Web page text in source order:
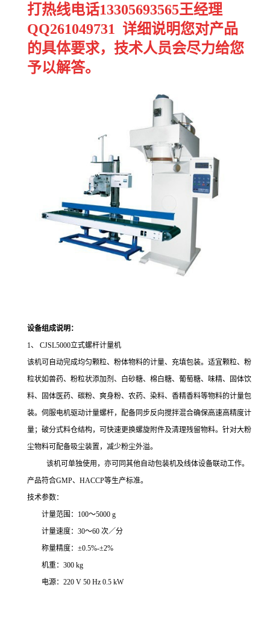
打热线电话13305693565王经理
QQ261049731 详细说明您对产品
的具体要求，技术人员会尽力给您
予以解答。
设备组成说明：
1、 CJSL5000立式螺杆计量机
该机可自动完成均匀颗粒、粉体物料的计量、充填包装。适宜颗粒、粉
粒状如兽药、粉粒状添加剂、白砂糖、棉白糖、葡萄糖、味精、固体饮
料、固体医药、碳粉、爽身粉、农药、染料、香精香料等物料的计量包
装。伺服电机驱动计量螺杆，配备同步反向搅拌混合确保高速高精度计
量；破分式料仓结构，可快速更换螺旋附件及清理残留物料。针对大粉
尘物料可配备吸尘装置，减少粉尘外溢。
该机可单独使用，亦可同其他自动包装机及线体设备联动工作。
产品符合GMP、 HACCP等生产标准。
技术参数：
计量范围： 100～5000 g
计量速度： 30～60 次／分
称量精度： ±0.5%-±2%
机重： 300 kg
电源： 220 V 50 Hz 0.5 kW